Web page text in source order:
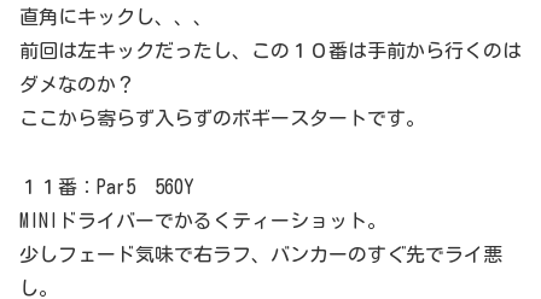
直角にキックし、、、
前回は左キックだったし、この１０番は手前から行くのは
ダメなのか？
ここから寄らず入らずのボギースタートです。
１１番：Par5 560Y
MINIドライバーでかるくティーショット。
少しフェード気味で右ラフ、バンカーのすぐ先でライ悪
し。